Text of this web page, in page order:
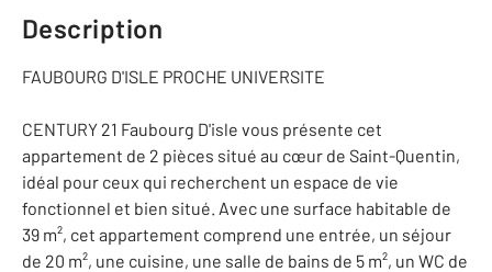
Description
FAUBOURG D'ISLE PROCHE UNIVERSITE
CENTURY 21 Faubourg D'isle vous présente cet
appartement de 2 pièces situé au cœur de Saint-Quentin,
idéal pour ceux qui recherchent un espace de vie
fonctionnel et bien situé. Avec une surface habitable de
39 m², cet appartement comprend une entrée, un séjour
de 20 m², une cuisine, une salle de bains de 5 m², un WC de